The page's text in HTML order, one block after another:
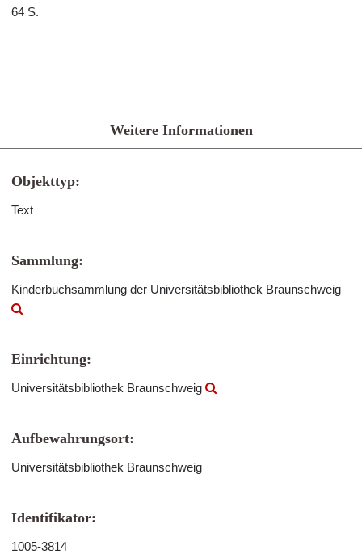
64 S.
Weitere Informationen
Objekttyp:
Text
Sammlung:
Kinderbuchsammlung der Universitätsbibliothek Braunschweig
Einrichtung:
Universitätsbibliothek Braunschweig
Aufbewahrungsort:
Universitätsbibliothek Braunschweig
Identifikator:
1005-3814